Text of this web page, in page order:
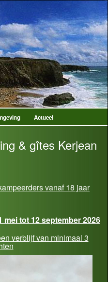
Actueel
& gîtes Kerjean
vanaf 18 jaar
tot 12 september 2026
verblijf van minimaal 3